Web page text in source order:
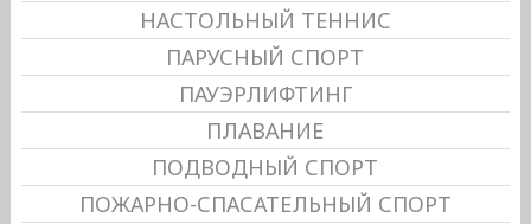
НАСТОЛЬНЫЙ ТЕННИС
ПАРУСНЫЙ СПОРТ
ПАУЭРЛИФТИНГ
ПЛАВАНИЕ
ПОДВОДНЫЙ СПОРТ
ПОЖАРНО-СПАСАТЕЛЬНЫЙ СПОРТ